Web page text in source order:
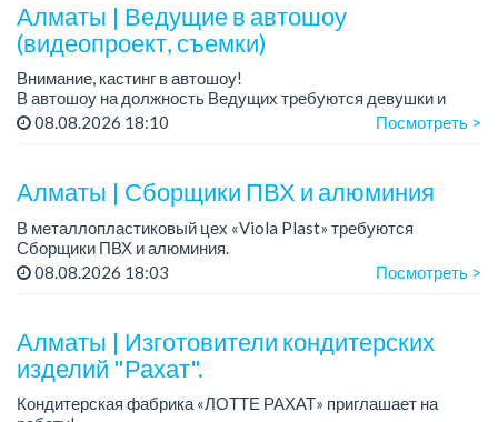
Алматы | Ведущие в автошоу
(видеопроект, съемки)
Внимание, кастинг в автошоу!
В автошоу на должность Ведущих требуются девушки и
парни. А также авто эксперты и авто перекупы.
08.08.2026 18:10 Посмотреть >
Алматы | Сборщики ПВХ и алюминия
В металлопластиковый цех «Viola Plast» требуются
Сборщики ПВХ и алюминия.
График работы: 5/2, с 08.00 до 17.00.
08.08.2026 18:03 Посмотреть >
Алматы | Изготовители кондитерских
изделий "Рахат".
Кондитерская фабрика «ЛОТТЕ РАХАТ» приглашает на